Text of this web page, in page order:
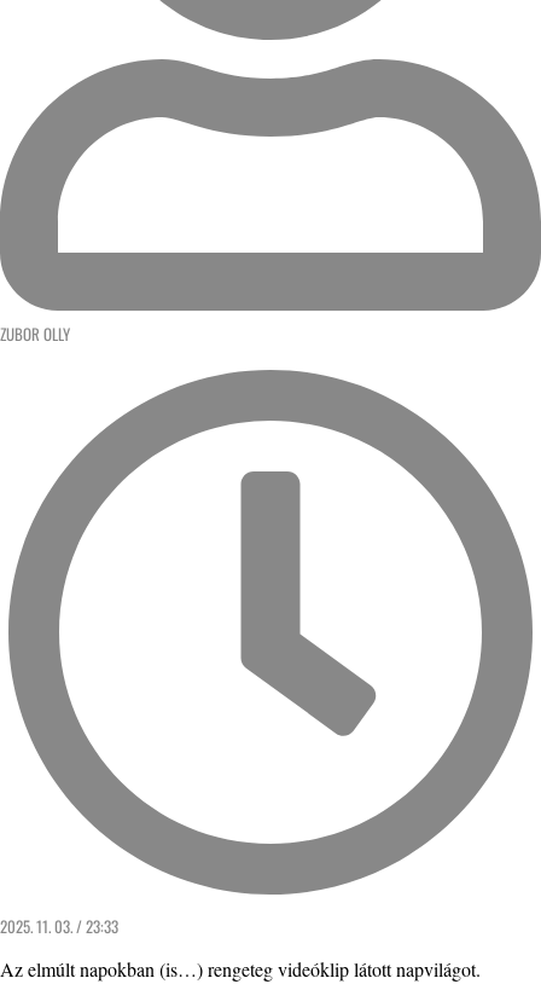
ZUBOR OLLY
2025. 11. 03. / 23:33
Az elmúlt napokban (is…) rengeteg videóklip látott napvilágot.